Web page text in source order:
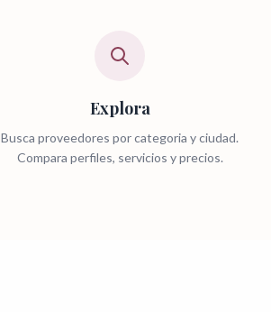
Explora
Busca proveedores por categoria y ciudad.
Compara perfiles, servicios y precios.